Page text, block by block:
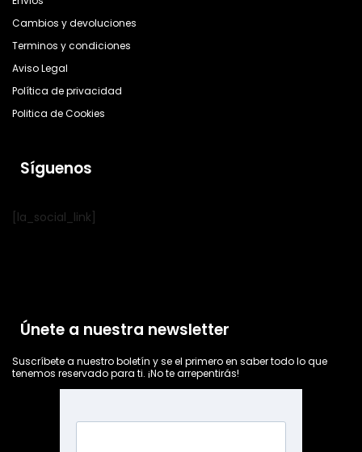
Cambios y devoluciones
Terminos y condiciones
Aviso Legal
Política de privacidad
Politica de Cookies
Síguenos
[la_social_link]
Únete a nuestra newsletter
Suscríbete a nuestro boletín y se el primero en saber todo lo que
tenemos reservado para ti. ¡No te arrepentirás!